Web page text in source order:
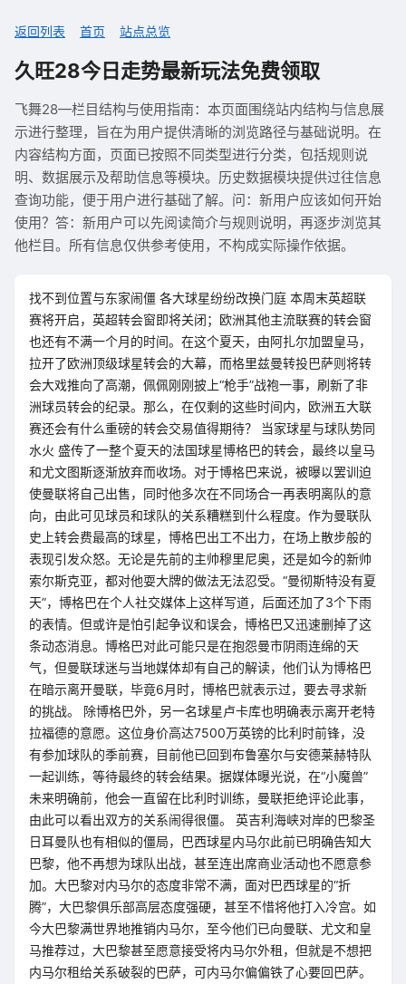
返回列表 首页 站点总览
久旺28今日走势最新玩法免费领取
飞舞28—栏目结构与使用指南：本页面围绕站内结构与信息展
示进行整理，旨在为用户提供清晰的浏览路径与基础说明。在
内容结构方面，页面已按照不同类型进行分类，包括规则说
明、数据展示及帮助信息等模块。历史数据模块提供过往信息
查询功能，便于用户进行基础了解。问：新用户应该如何开始
使用？答：新用户可以先阅读简介与规则说明，再逐步浏览其
他栏目。所有信息仅供参考使用，不构成实际操作依据。
找不到位置与东家闹僵 各大球星纷纷改换门庭 本周末英超联
赛将开启，英超转会窗即将关闭；欧洲其他主流联赛的转会窗
也还有不满一个月的时间。在这个夏天，由阿扎尔加盟皇马，
拉开了欧洲顶级球星转会的大幕，而格里兹曼转投巴萨则将转
会大戏推向了高潮，佩佩刚刚披上“枪手”战袍一事，刷新了非
洲球员转会的纪录。那么，在仅剩的这些时间内，欧洲五大联
赛还会有什么重磅的转会交易值得期待？ 当家球星与球队势同
水火 盛传了一整个夏天的法国球星博格巴的转会，最终以皇马
和尤文图斯逐渐放弃而收场。对于博格巴来说，被曝以罢训迫
使曼联将自己出售，同时他多次在不同场合一再表明离队的意
向，由此可见球员和球队的关系糟糕到什么程度。作为曼联队
史上转会费最高的球星，博格巴出工不出力，在场上散步般的
表现引发众怒。无论是先前的主帅穆里尼奥，还是如今的新帅
索尔斯克亚，都对他耍大牌的做法无法忍受。“曼彻斯特没有夏
天”，博格巴在个人社交媒体上这样写道，后面还加了3个下雨
的表情。但或许是怕引起争议和误会，博格巴又迅速删掉了这
条动态消息。博格巴对此可能只是在抱怨曼市阴雨连绵的天
气，但曼联球迷与当地媒体却有自己的解读，他们认为博格巴
在暗示离开曼联，毕竟6月时，博格巴就表示过，要去寻求新
的挑战。 除博格巴外，另一名球星卢卡库也明确表示离开老特
拉福德的意愿。这位身价高达7500万英镑的比利时前锋，没
有参加球队的季前赛，目前他已回到布鲁塞尔与安德莱赫特队
一起训练，等待最终的转会结果。据媒体曝光说，在“小魔兽”
未来明确前，他会一直留在比利时训练，曼联拒绝评论此事，
由此可以看出双方的关系闹得很僵。 英吉利海峡对岸的巴黎圣
日耳曼队也有相似的僵局，巴西球星内马尔此前已明确告知大
巴黎，他不再想为球队出战，甚至连出席商业活动也不愿意参
加。大巴黎对内马尔的态度非常不满，面对巴西球星的“折
腾”，大巴黎俱乐部高层态度强硬，甚至不惜将他打入冷宫。如
今大巴黎满世界地推销内马尔，至今他们已向曼联、尤文和皇
马推荐过，大巴黎甚至愿意接受将内马尔外租，但就是不想把
内马尔租给关系破裂的巴萨，可内马尔偏偏铁了心要回巴萨。